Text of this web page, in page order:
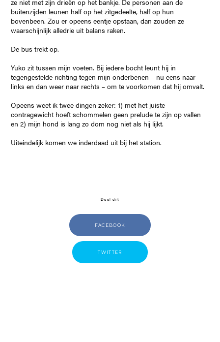
ze niet met zijn drieën op het bankje. De personen aan de
buitenzijden leunen half op het zitgedeelte, half op hun
bovenbeen. Zou er opeens eentje opstaan, dan zouden ze
waarschijnlijk alledrie uit balans raken.
De bus trekt op.
Yuko zit tussen mijn voeten. Bij iedere bocht leunt hij in
tegengestelde richting tegen mijn onderbenen – nu eens naar
links en dan weer naar rechts – om te voorkomen dat hij omvalt.
Opeens weet ik twee dingen zeker: 1) met het juiste
contragewicht hoeft schommelen geen prelude te zijn op vallen
en 2) mijn hond is lang zo dom nog niet als hij lijkt.
Uiteindelijk komen we inderdaad uit bij het station.
Deel dit
FACEBOOK
TWITTER